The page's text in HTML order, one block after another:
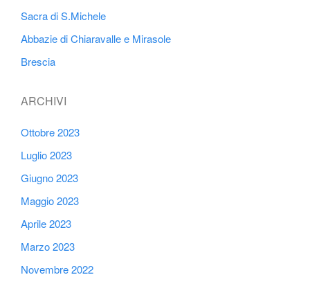
Sacra di S.Michele
Abbazie di Chiaravalle e Mirasole
Brescia
ARCHIVI
Ottobre 2023
Luglio 2023
Giugno 2023
Maggio 2023
Aprile 2023
Marzo 2023
Novembre 2022